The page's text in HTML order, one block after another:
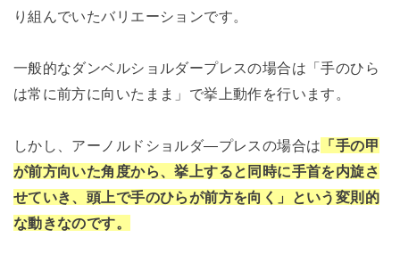
り組んでいたバリエーションです。
一般的なダンベルショルダープレスの場合は「手のひら
は常に前方に向いたまま」で挙上動作を行います。
しかし、アーノルドショルダ―プレスの場合は 「手の甲
が前方向いた角度から、挙上すると同時に手首を内旋さ
せていき、頭上で手のひらが前方を向く」という変則的
な動きなのです。